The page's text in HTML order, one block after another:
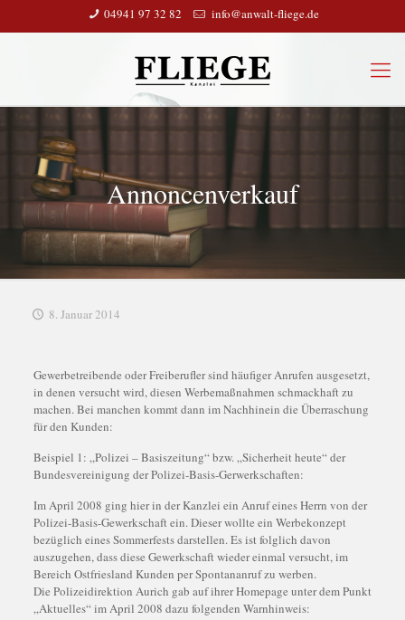
04941 97 32 82 info@anwalt-fliege.de
Annoncenverkauf
8. Januar 2014
Gewerbetreibende oder Freiberufler sind häufiger Anrufen ausgesetzt,
in denen versucht wird, diesen Werbemaßnahmen schmackhaft zu
machen. Bei manchen kommt dann im Nachhinein die Überraschung
für den Kunden:
Beispiel 1: „Polizei – Basiszeitung“ bzw. „Sicherheit heute“ der
Bundesvereinigung der Polizei-Basis-Gerwerkschaften:
Im April 2008 ging hier in der Kanzlei ein Anruf eines Herrn von der
Polizei-Basis-Gewerkschaft ein. Dieser wollte ein Werbekonzept
bezüglich eines Sommerfests darstellen. Es ist folglich davon
auszugehen, dass diese Gewerkschaft wieder einmal versucht, im
Bereich Ostfriesland Kunden per Spontananruf zu werben.
Die Polizeidirektion Aurich gab auf ihrer Homepage unter dem Punkt
„Aktuelles“ im April 2008 dazu folgenden Warnhinweis: